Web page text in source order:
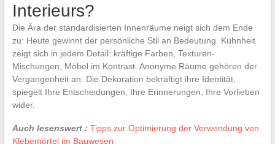
Interieurs?
Die Ära der standardisierten Innenräume neigt sich dem Ende
zu: Heute gewinnt der persönliche Stil an Bedeutung. Kühnheit
zeigt sich in jedem Detail: kräftige Farben, Texturen-
Mischungen, Möbel im Kontrast. Anonyme Räume gehören der
Vergangenheit an: Die Dekoration bekräftigt ihre Identität,
spiegelt Ihre Entscheidungen, Ihre Erinnerungen, Ihre Vorlieben
wider.
Auch lesenswert : Tipps zur Optimierung der Verwendung von
Klebemörtel im Bauwesen